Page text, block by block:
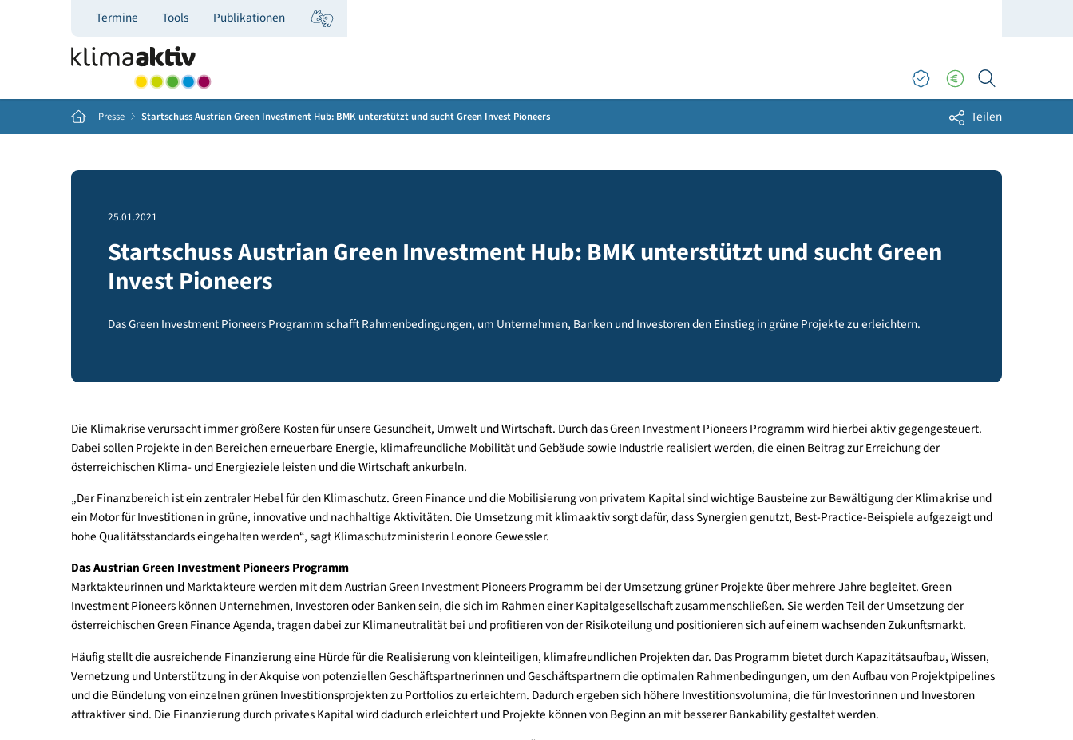
Termine Tools Publikationen
25.01.2021
Startschuss Austrian Green Investment Hub: BMK unterstützt und sucht Green
Invest Pioneers
Die Klimakrise verursacht immer größere Kosten für unsere Gesundheit, Umwelt und Wirtschaft. Durch das Green Investment Pioneers Programm wird hierbei aktiv
Dabei sollen Projekte in den Bereichen erneuerbare Energie, klimafreundliche Mobilität und Gebäude sowie Industrie realisiert werden, die einen Beitrag zur Erreichung der
österreichischen Klima- und Energieziele leisten und die Wirtschaft ankurbeln.
ein Motor für Investitionen in grüne, innovative und nachhaltige Aktivitäten. Die Umsetzung mit klimaaktiv sorgt dafür, dass Synergien genutzt, Best-Practice-Beispiele
hohe Qualitätsstandards eingehalten werden“, sagt Klimaschutzministerin Leonore Gewessler.
Das Austrian Green Investment Pioneers Programm
Marktakteurinnen und Marktakteure werden mit dem Austrian Green Investment Pioneers Programm bei der Umsetzung grüner Projekte über mehrere Jahre begleitet. Green
Investment Pioneers können Unternehmen, Investoren oder Banken sein, die sich im Rahmen einer Kapitalgesellschaft zusammenschließen. Sie werden Teil der Umsetzung der
österreichischen Green Finance Agenda, tragen dabei zur Klimaneutralität bei und profitieren von der Risikoteilung und positionieren sich auf einem wachsenden Zukunftsmarkt.